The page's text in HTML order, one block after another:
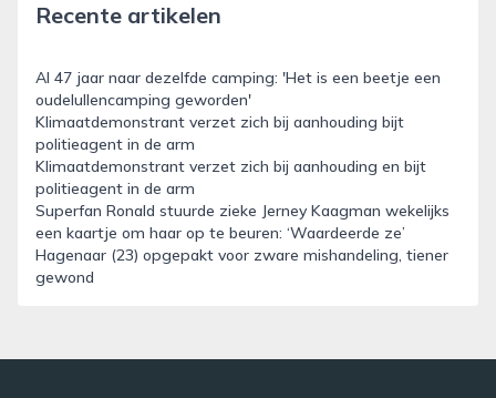
Recente artikelen
Al 47 jaar naar dezelfde camping: 'Het is een beetje een
oudelullencamping geworden'
Klimaatdemonstrant verzet zich bij aanhouding bijt
politieagent in de arm
Klimaatdemonstrant verzet zich bij aanhouding en bijt
politieagent in de arm
Superfan Ronald stuurde zieke Jerney Kaagman wekelijks
een kaartje om haar op te beuren: ‘Waardeerde ze’
Hagenaar (23) opgepakt voor zware mishandeling, tiener
gewond